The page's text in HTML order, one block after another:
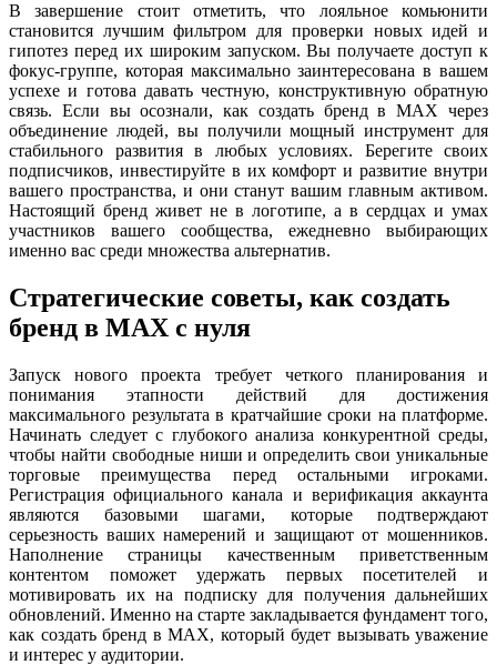
В завершение стоит отметить, что лояльное комьюнити
становится лучшим фильтром для проверки новых идей и
гипотез перед их широким запуском. Вы получаете доступ к
фокус-группе, которая максимально заинтересована в вашем
успехе и готова давать честную, конструктивную обратную
связь. Если вы осознали, как создать бренд в MAX через
объединение людей, вы получили мощный инструмент для
стабильного развития в любых условиях. Берегите своих
подписчиков, инвестируйте в их комфорт и развитие внутри
вашего пространства, и они станут вашим главным активом.
Настоящий бренд живет не в логотипе, а в сердцах и умах
участников вашего сообщества, ежедневно выбирающих
именно вас среди множества альтернатив.
Стратегические советы, как создать
бренд в MAX с нуля
Запуск нового проекта требует четкого планирования и
понимания этапности действий для достижения
максимального результата в кратчайшие сроки на платформе.
Начинать следует с глубокого анализа конкурентной среды,
чтобы найти свободные ниши и определить свои уникальные
торговые преимущества перед остальными игроками.
Регистрация официального канала и верификация аккаунта
являются базовыми шагами, которые подтверждают
серьезность ваших намерений и защищают от мошенников.
Наполнение страницы качественным приветственным
контентом поможет удержать первых посетителей и
мотивировать их на подписку для получения дальнейших
обновлений. Именно на старте закладывается фундамент того,
как создать бренд в MAX, который будет вызывать уважение
и интерес у аудитории.